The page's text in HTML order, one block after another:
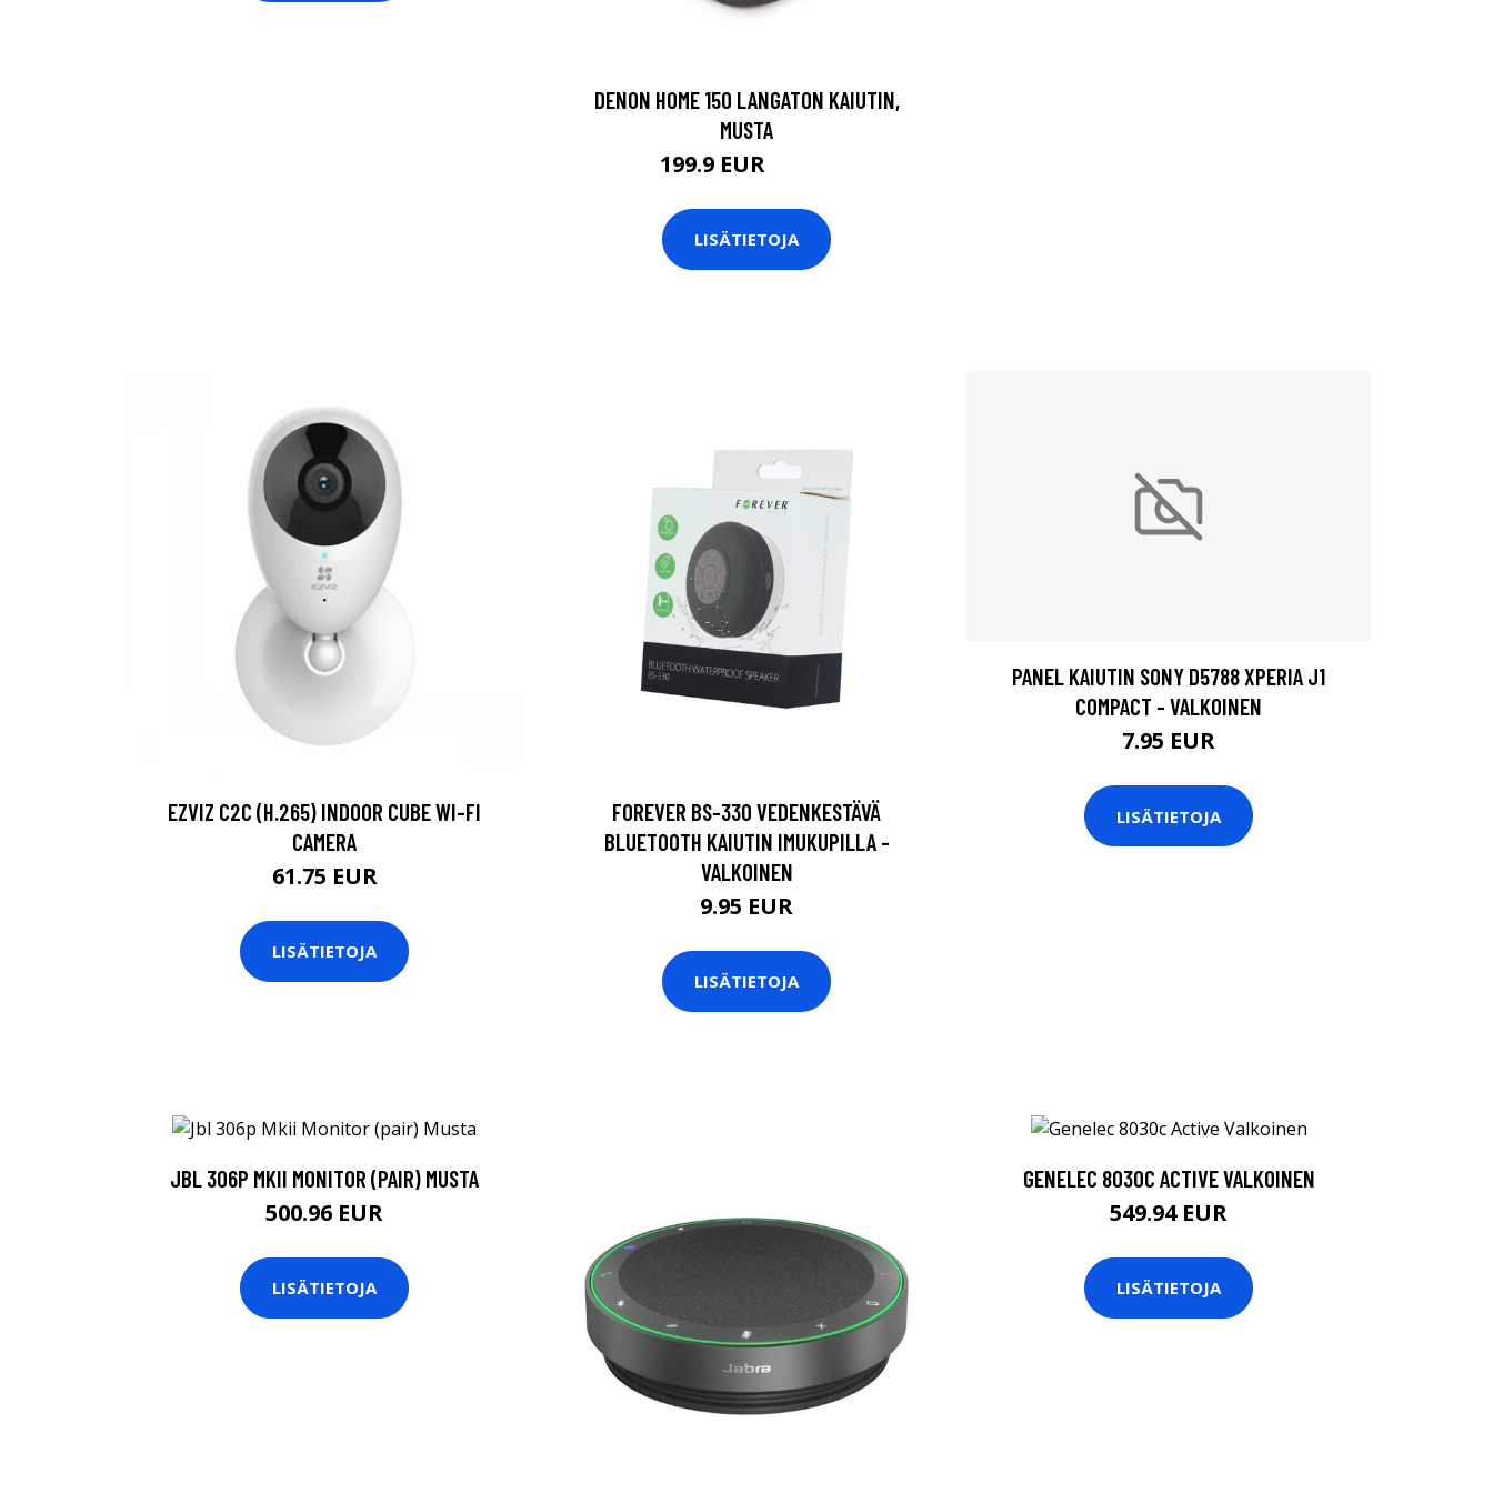
DENON HOME 150 LANGATON KAIUTIN,
MUSTA
199.9 EUR
LISÄTIETOJA
EZVIZ C2C (H.265) INDOOR CUBE WI-FI
CAMERA
61.75 EUR
LISÄTIETOJA
FOREVER BS-330 VEDENKESTÄVÄ
BLUETOOTH KAIUTIN IMUKUPILLA -
VALKOINEN
9.95 EUR
LISÄTIETOJA
PANEL KAIUTIN SONY D5788 XPERIA J1
COMPACT - VALKOINEN
7.95 EUR
LISÄTIETOJA
JBL 306P MKII MONITOR (PAIR) MUSTA
500.96 EUR
LISÄTIETOJA
GENELEC 8030C ACTIVE VALKOINEN
549.94 EUR
LISÄTIETOJA